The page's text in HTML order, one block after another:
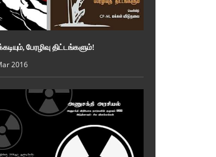
பேரழிவு திட்டங்களும்!
2016